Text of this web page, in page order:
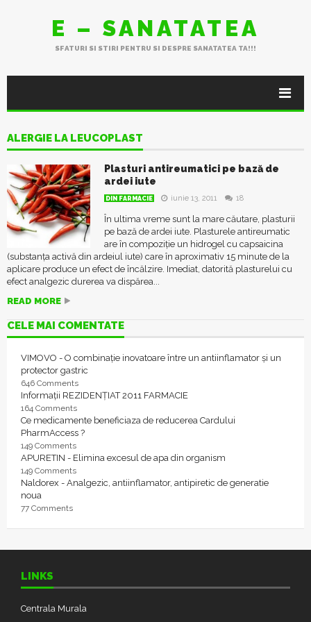
E – SANATATEA
SFATURI SI STIRI PENTRU SI DESPRE SANATATEA TA!!!
ALERGIE LA LEUCOPLAST
Plasturi antireumatici pe bază de
ardei iute
DIN FARMACIE iunie 13, 2011 18
În ultima vreme sunt la mare căutare, plasturii
pe bază de ardei iute. Plasturele antireumatic
are în compoziție un hidrogel cu capsaicina
(substanța activă din ardeiul iute) care în aproximativ 15 minute de la
aplicare produce un efect de încălzire. Imediat, datorită plasturelui cu
efect analgezic durerea va dispărea...
READ MORE
CELE MAI COMENTATE
VIMOVO - O combinație inovatoare între un antiinflamator și un
protector gastric
646 Comments
Informații REZIDENȚIAT 2011 FARMACIE
164 Comments
Ce medicamente beneficiaza de reducerea Cardului
PharmAccess ?
149 Comments
APURETIN - Elimina excesul de apa din organism
149 Comments
Naldorex - Analgezic, antiinflamator, antipiretic de generatie
noua
77 Comments
LINKS
Centrala Murala